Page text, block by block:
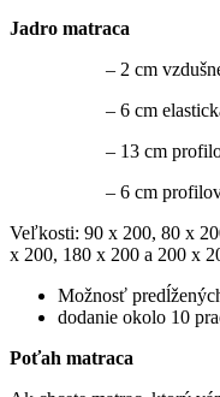
Jadro matraca
– 2 cm
– 6 cm
– 13 cm
– 6 cm
Veľkosti: 90 x 200, 80 x
x 200, 180 x 200 a 200 x
Možnosť
dodanie okolo 10
Poťah matraca